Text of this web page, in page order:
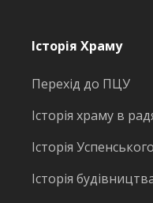
Історія Храму
Перехід до ПЦУ
Історія храму в
Історія
Історія